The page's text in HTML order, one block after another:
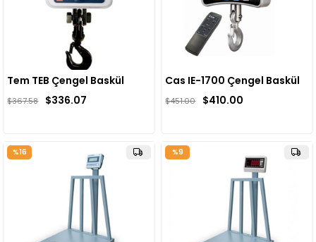
Tem TEB Çengel Baskül
$336.07
$367.58
Cas IE-1700 Çengel Baskül
$410.00
$451.00
%16 %9